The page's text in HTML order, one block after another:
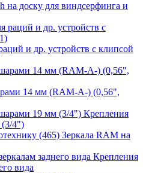
доску для виндсерфинга и
и др. устройств с клипсой
14 мм (RAM-A-) (0,56",
Крепления
4")
Зеркала RAM на
Крепления
вида